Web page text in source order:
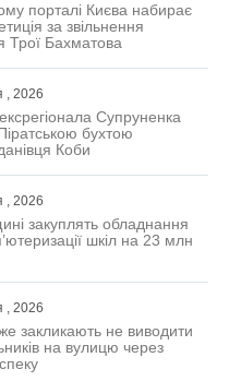
порталі Києва набирає
за звільнення
Трої Бахматова
, 2026
Супруненка
бухтою
Коби
, 2026
закуплять обладнання
шкіл на 23 млн
, 2026
закликають не виводити
на вулицю через